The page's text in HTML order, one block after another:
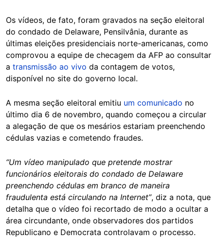
Os vídeos, de fato, foram gravados na seção eleitoral
do condado de Delaware, Pensilvânia, durante as
últimas eleições presidenciais norte-americanas, como
comprovou a equipe de checagem da AFP ao consultar
a transmissão ao vivo da contagem de votos,
disponível no site do governo local.
A mesma seção eleitoral emitiu um comunicado no
último dia 6 de novembro, quando começou a circular
a alegação de que os mesários estariam preenchendo
cédulas vazias e cometendo fraudes.
“Um vídeo manipulado que pretende mostrar
funcionários eleitorais do condado de Delaware
preenchendo cédulas em branco de maneira
fraudulenta está circulando na Internet”, diz a nota, que
detalha que o vídeo foi recortado de modo a ocultar a
área circundante, onde observadores dos partidos
Republicano e Democrata controlavam o processo.